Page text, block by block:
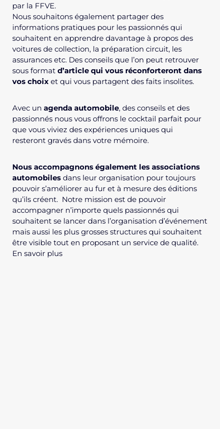
par la FFVE.
Nous souhaitons également partager des
informations pratiques pour les passionnés qui
souhaitent en apprendre davantage à propos des
voitures de collection, la préparation circuit, les
assurances etc. Des conseils que l’on peut retrouver
sous format d’article qui vous réconforteront dans
vos choix et qui vous partagent des faits insolites.
Avec un agenda automobile, des conseils et des
passionnés nous vous offrons le cocktail parfait pour
que vous viviez des expériences uniques qui
resteront gravés dans votre mémoire.
Nous accompagnons également les associations
automobiles dans leur organisation pour toujours
pouvoir s’améliorer au fur et à mesure des éditions
qu’ils créent. Notre mission est de pouvoir
accompagner n’importe quels passionnés qui
souhaitent se lancer dans l’organisation d’événement
mais aussi les plus grosses structures qui souhaitent
être visible tout en proposant un service de qualité.
En savoir plus